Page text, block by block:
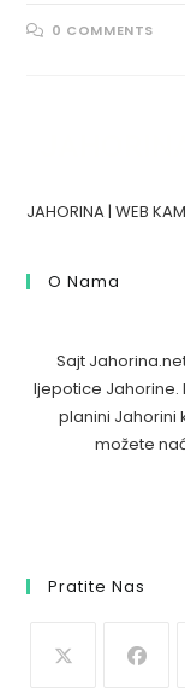
0 COMMENTS
JAHORINA|WEB
O Nama
Sajt
ljepotice Jahorine.
planini Jahorini
možete
Pratite Nas